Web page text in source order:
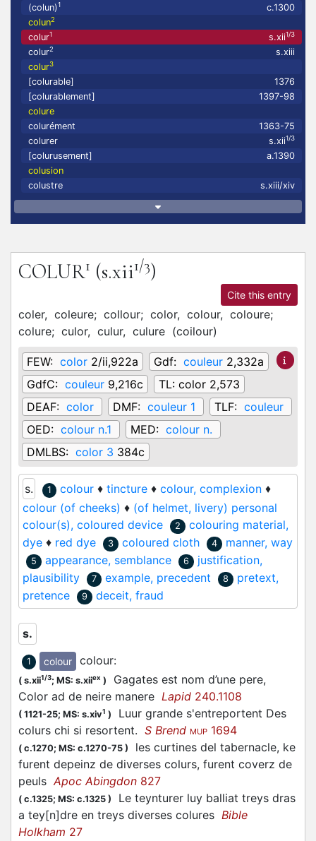
(colun)1
c.1300
colun2
colur1 s.xii1/3
colur2
s.xiii
colur3
[colurable]
1376
[colurablement]
1397-98
colure
colurément
1363-75
colurer
s.xii1/3
[colurusement]
a.1390
colusion
colustre
s.xiii/xiv
COLUR1 (s.xii1/3)
Cite this entry
coler, coleure; collour; color, colour, coloure;
colure; culor, culur, culure (coilour)
FEW: color 2/ii,922a Gdf: couleur 2,332a
GdfC: couleur 9,216c TL: color 2,573
DEAF: color DMF: couleur 1 TLF: couleur
OED: colour n.1 MED: colour n.
DMLBS: color 3 384c
s. 1 colour ♦ tincture ♦ colour, complexion ♦
colour (of cheeks) ♦ (of helmet, livery) personal
colour(s), coloured device
2
colouring material,
dye ♦ red dye 3 coloured cloth 4 manner, way
5 appearance, semblance 6
justification,
plausibility
7 example, precedent 8
pretext,
pretence
9 deceit, fraud
s.
1 colour colour:
( s.xii1/3; MS: s.xiiex )
Gagates est nom d’une pere,
Color ad de neire manere Lapid 240.1108
( 1121-25; MS: s.xiv1 )
Luur grande s'entreportent Des
colurs chi si resortent. S Brend MUP 1694
( c.1270; MS: c.1270-75 )
les curtines del tabernacle, ke
furent depeinz de diverses colurs, furent coverz de
peulsApoc Abingdon 827
( c.1325; MS: c.1325 )
Le teynturer luy balliat treys dras
a tey[n]dre en treys diverses colures Bible
Holkham 27